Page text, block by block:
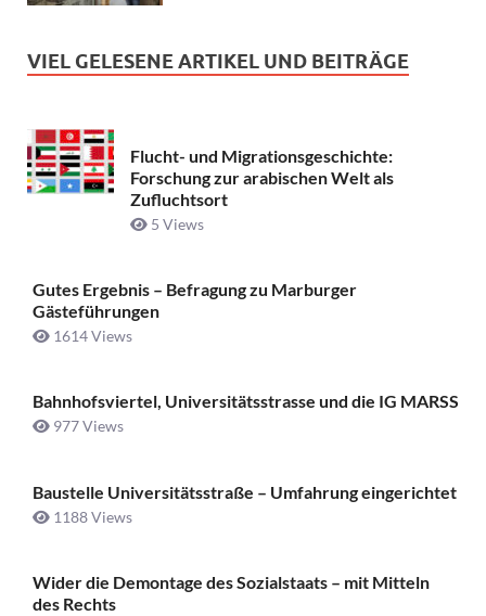
VIEL GELESENE ARTIKEL UND BEITRÄGE
Flucht- und Migrationsgeschichte:
Forschung zur arabischen Welt als
Zufluchtsort
5 Views
Gutes Ergebnis – Befragung zu Marburger
Gästeführungen
1614 Views
Bahnhofsviertel, Universitätsstrasse und die IG MARSS
977 Views
Baustelle Universitätsstraße ­– Umfahrung eingerichtet
1188 Views
Wider die Demontage des Sozialstaats – mit Mitteln
des Rechts